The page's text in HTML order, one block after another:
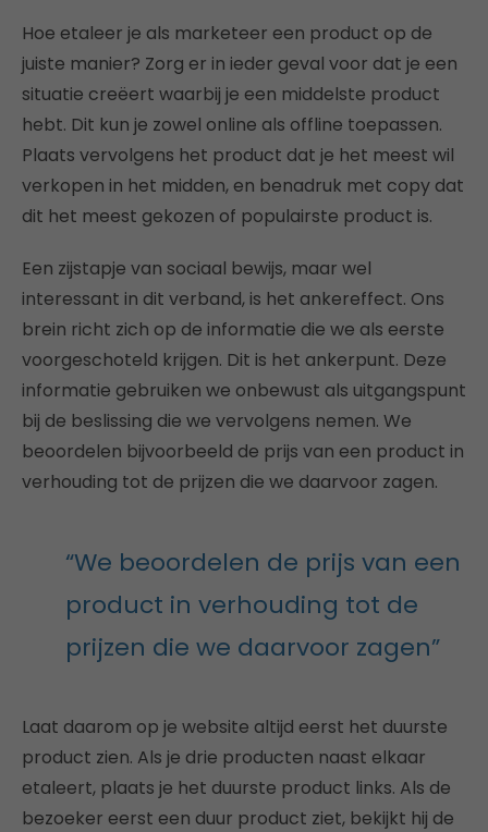
Hoe etaleer je als marketeer een product op de
juiste manier? Zorg er in ieder geval voor dat je een
situatie creëert waarbij je een middelste product
hebt. Dit kun je zowel online als offline toepassen.
Plaats vervolgens het product dat je het meest wil
verkopen in het midden, en benadruk met copy dat
dit het meest gekozen of populairste product is.
Een zijstapje van sociaal bewijs, maar wel
interessant in dit verband, is het ankereffect. Ons
brein richt zich op de informatie die we als eerste
voorgeschoteld krijgen. Dit is het ankerpunt. Deze
informatie gebruiken we onbewust als uitgangspunt
bij de beslissing die we vervolgens nemen. We
beoordelen bijvoorbeeld de prijs van een product in
verhouding tot de prijzen die we daarvoor zagen.
“We beoordelen de prijs van een
product in verhouding tot de
prijzen die we daarvoor zagen”
Laat daarom op je website altijd eerst het duurste
product zien. Als je drie producten naast elkaar
etaleert, plaats je het duurste product links. Als de
bezoeker eerst een duur product ziet, bekijkt hij de